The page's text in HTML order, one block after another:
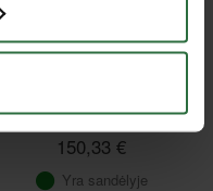
RAND BC1121 12-20V
150,33 €
Yra sandėlyje